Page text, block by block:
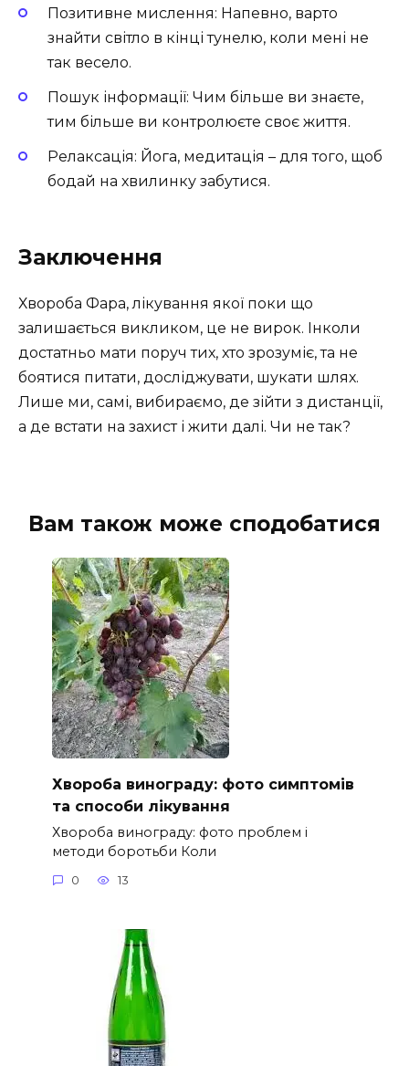
Позитивне мислення: Напевно, варто
знайти світло в кінці тунелю, коли мені не
так весело.
Пошук інформації: Чим більше ви знаєте,
тим більше ви контролюєте своє життя.
Релаксація: Йога, медитація – для того, щоб
бодай на хвилинку забутися.
Заключення
Хвороба Фара, лікування якої поки що
залишається викликом, це не вирок. Інколи
достатньо мати поруч тих, хто зрозуміє, та не
боятися питати, досліджувати, шукати шлях.
Лише ми, самі, вибираємо, де зійти з дистанції,
а де встати на захист і жити далі. Чи не так?
Вам також може сподобатися
Хвороба винограду: фото симптомів
та способи лікування
Хвороба винограду: фото проблем і
методи боротьби Коли
0 13